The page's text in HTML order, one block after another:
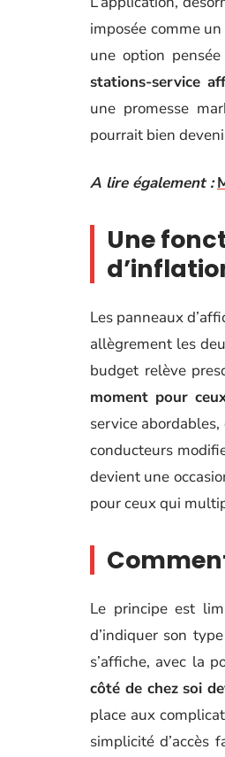
imposée comme
une option
stations-service
une promesse
pourrait bien
A lire également :
Une
Les panneaux
allègrement les
budget relève
moment pour
service
conducteurs
devient une
pour ceux qui
Le principe est
d’indiquer son
s’affiche, avec la
côté de chez soi
place aux
simplicité